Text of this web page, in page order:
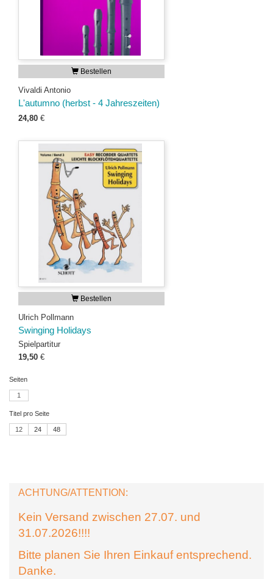
Bestellen
Vivaldi Antonio
L'autumno (herbst - 4 Jahreszeiten)
24,80 €
Bestellen
Ulrich Pollmann
Swinging Holidays
Spielpartitur
19,50 €
Seiten
1
Titel pro Seite
12 24 48
ACHTUNG/ATTENTION:
Kein Versand zwischen 27.07. und
31.07.2026!!!!
Bitte planen Sie Ihren Einkauf entsprechend.
Danke.